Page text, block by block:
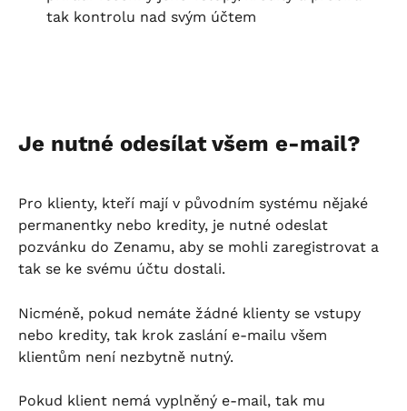
tak kontrolu nad svým účtem
Je nutné odesílat všem e-mail?
Pro klienty, kteří mají v původním systému nějaké
permanentky nebo kredity, je nutné odeslat
pozvánku do Zenamu, aby se mohli zaregistrovat a
tak se ke svému účtu dostali.
Nicméně, pokud nemáte žádné klienty se vstupy
nebo kredity, tak krok zaslání e-mailu všem
klientům není nezbytně nutný.
Pokud klient nemá vyplněný e-mail, tak mu